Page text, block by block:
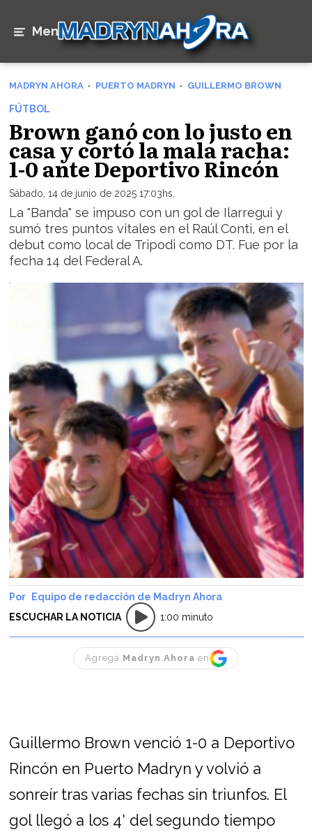
Menú
MADRYN AHORA PUERTO MADRYN GUILLERMO BROWN
FÚTBOL
Brown ganó con lo justo en
casa y cortó la mala racha:
1-0 ante Deportivo Rincón
Sábado, 14 de junio de 2025 17:03hs.
La "Banda" se impuso con un gol de Ilarregui y
sumó tres puntos vitales en el Raúl Conti, en el
debut como local de Tripodi como DT. Fue por la
fecha 14 del Federal A.
Equipo de redacción de Madryn Ahora
ESCUCHAR LA NOTICIA
1:00 minuto
Agregá Madryn Ahora en
Guillermo Brown venció 1-0 a Deportivo
Rincón en Puerto Madryn y volvió a
sonreír tras varias fechas sin triunfos. El
gol llegó a los 4' del segundo tiempo